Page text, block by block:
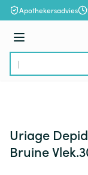
Ga naar de inhoud
Apothekersadvies
Menu
Product, merk,
Uriage
Bruine